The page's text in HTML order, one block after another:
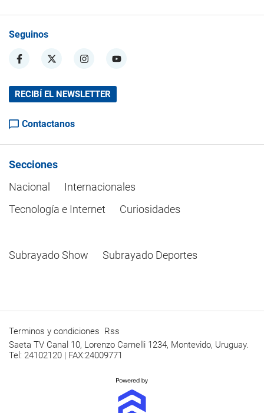
Seguinos
RECIBÍ EL NEWSLETTER
Contactanos
Secciones
Nacional
Internacionales
Tecnología e Internet
Curiosidades
Subrayado Show Subrayado Deportes
Terminos y condiciones Rss
Saeta TV Canal 10, Lorenzo Carnelli 1234, Montevido, Uruguay.
Tel: 24102120 | FAX:24009771